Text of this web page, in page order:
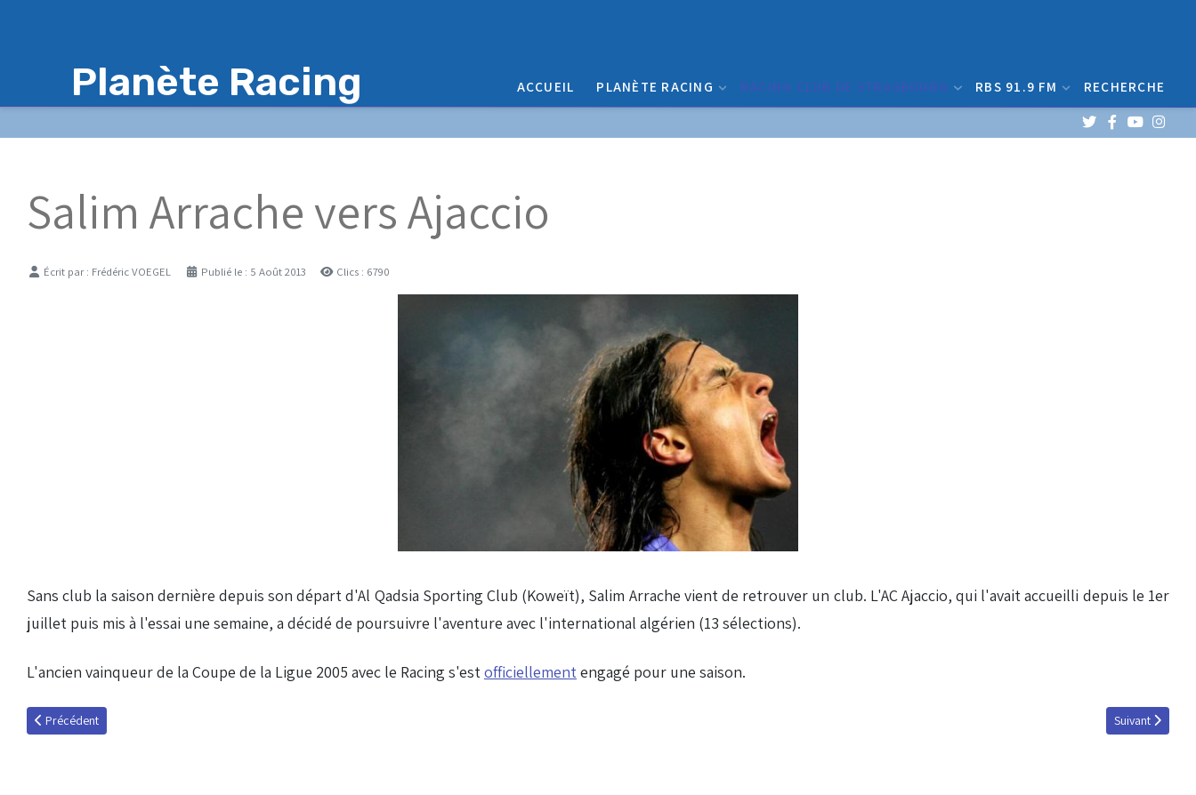
Planète Racing ACCUEIL PLANÈTE RACING RACING CLUB DE STRASBOURG RBS 91.9 FM RECHERCHE
Salim Arrache vers Ajaccio
DétailsÉcrit par : Frédéric VOEGEL Publié le : 5 Août 2013 Clics : 6790
Sans club la saison dernière depuis son départ d'Al Qadsia Sporting Club (Koweït), Salim Arrache vient de retrouver un club. L'AC Ajaccio, qui l'avait accueilli depuis le 1er
juillet puis mis à l'essai une semaine, a décidé de poursuivre l'aventure avec l'international algérien (13 sélections).
L'ancien vainqueur de la Coupe de la Ligue 2005 avec le Racing s'estofficiellementengagé pour une saison.
Article précédent : Coulibaly signe à Paris
Précédent Article suivant :
Suivant